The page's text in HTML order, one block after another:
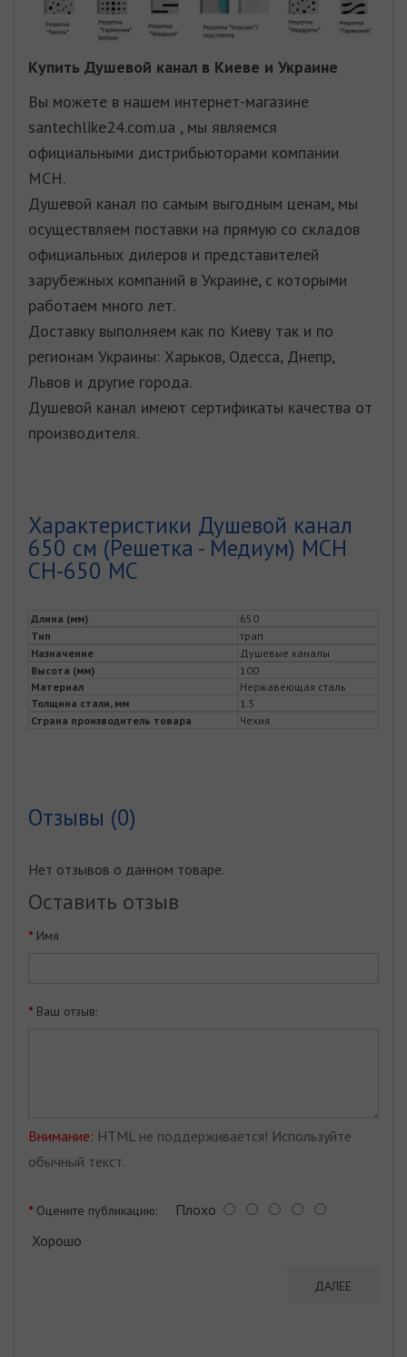
Купить Душевой канал в Киеве и Украине
Вы можете в нашем интернет-магазине
santechlike24.com.ua , мы являемся
официальными дистрибьюторами компании
MCH.
Душевой канал по самым выгодным ценам, мы
осуществляем поставки на прямую со складов
официальных дилеров и представителей
зарубежных компаний в Украине, с которыми
работаем много лет.
Доставку выполняем как по Киеву так и по
регионам Украины: Харьков, Одесса, Днепр,
Львов и другие города.
Душевой канал имеют сертификаты качества от
производителя.
Характеристики Душевой канал
650 см (Решетка - Медиум) MCH
CH-650 MC
Длина (мм)
650
Тип
трап
Назначение
Душевые каналы
Высота (мм)
100
Материал
Нержавеющая сталь
Толщина стали, мм
1.5
Страна производитель товара
Чехия
Отзывы (0)
Нет отзывов о данном товаре.
Оставить отзыв
Имя
Ваш отзыв:
Внимание: HTML не поддерживается! Используйте
обычный текст.
Оцените публикацию: Плохо
Хорошо
ДАЛЕЕ